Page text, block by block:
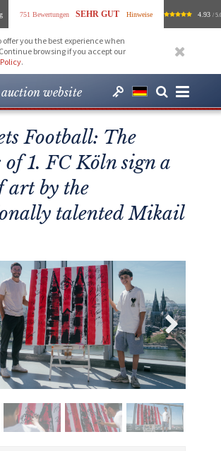
751 Bewertungen SEHR GUT Hinweise 4.93 /
offer you the best experience when
browsing if you accept our
.
auction website
Football: The
of 1. FC Köln sign a
art by the
talented Mikail